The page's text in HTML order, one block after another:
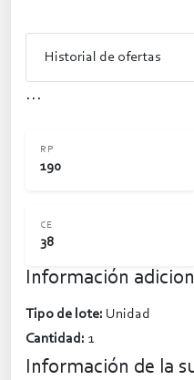
Historial de ofertas
...
RP
190
CE
38
Información
Tipo de lote: Unidad
Cantidad: 1
Información de la